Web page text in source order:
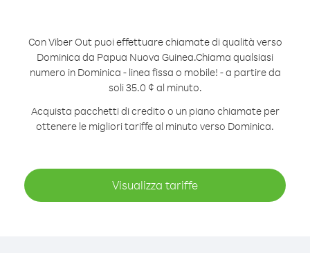
Con Viber Out puoi effettuare chiamate di qualità verso
Dominica da Papua Nuova Guinea.Chiama qualsiasi
numero in Dominica - linea fissa o mobile! - a partire da
soli 35.0 ¢ al minuto.
Acquista pacchetti di credito o un piano chiamate per
ottenere le migliori tariffe al minuto verso Dominica.
Visualizza tariffe